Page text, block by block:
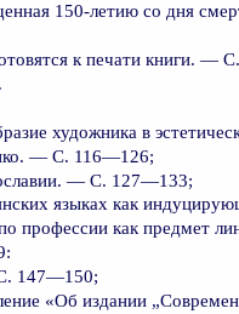
150-летию со дня
к печати книги. —
художника в
— С. 116—126;
— С. 127—133;
языках как
профессии как предмет
147—150;
«Об издании